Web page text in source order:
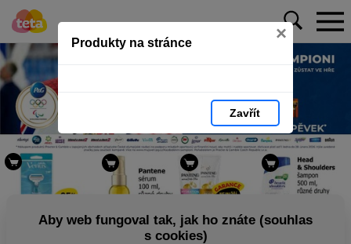
Produkty na stránce ×
Zavřít
Aby web fungoval tak, jak ho znáte (souhlas
s cookies)